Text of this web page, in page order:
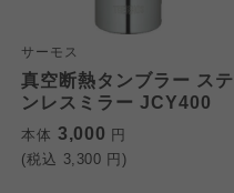
サーモス
真空断熱タンブラー ステ
ンレスミラー JCY400
本体 3,000 円
(税込 3,300 円)